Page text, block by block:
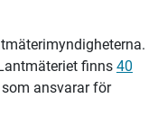
finns 40
ansvarar för